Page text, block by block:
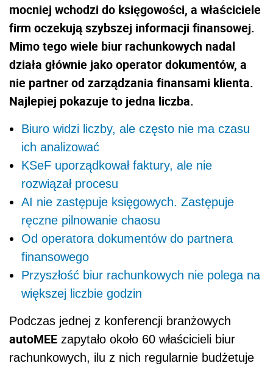
mocniej wchodzi do księgowości, a właściciele
firm oczekują szybszej informacji finansowej.
Mimo tego wiele biur rachunkowych nadal
działa głównie jako operator dokumentów, a
nie partner od zarządzania finansami klienta.
Najlepiej pokazuje to jedna liczba.
Biuro widzi liczby, ale często nie ma czasu
ich analizować
KSeF uporządkował faktury, ale nie
rozwiązał procesu
AI nie zastępuje księgowych. Zastępuje
ręczne pilnowanie chaosu
Od operatora dokumentów do partnera
finansowego
Przyszłość biur rachunkowych nie polega na
większej liczbie godzin
Podczas jednej z konferencji branżowych
autoMEE zapytało około 60 właścicieli biur
rachunkowych, ilu z nich regularnie budżetuje